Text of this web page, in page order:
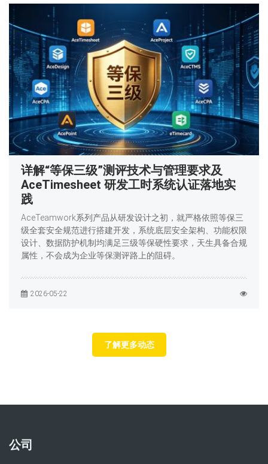
详解“等保三级”测评技术与管理要求及
AceTimesheet 研发工时系统认证落地实
践
AceTeamwork系列产品从研发设计之初，就严格依照等保三
级全套安全规范进行搭建开发，系统底层安全架构、功能权限
设计、数据防护机制均满足三级等保硬性要求，天生具备合规
属性，不会成为企业等保测评路上的阻碍。
2026-05-22
了解更多动态
公司